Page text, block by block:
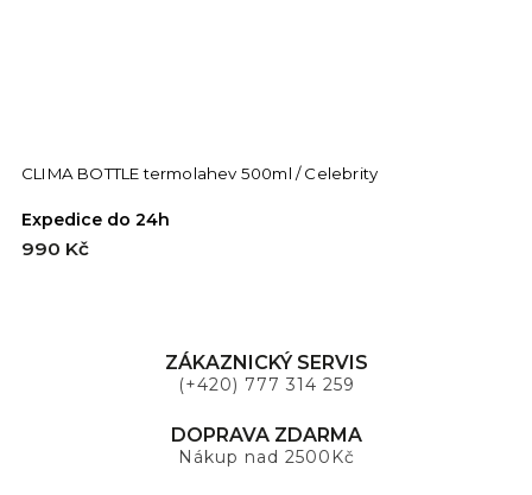
CLIMA BOTTLE termolahev 500ml / Celebrity
Expedice do 24h
990 Kč
ZÁKAZNICKÝ SERVIS
(+420) 777 314 259
DOPRAVA ZDARMA
Nákup nad 2500Kč